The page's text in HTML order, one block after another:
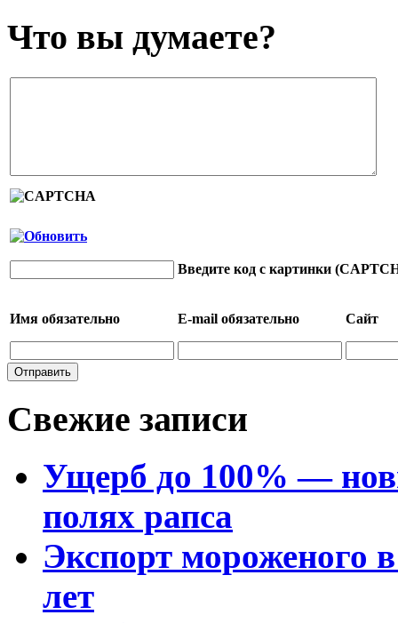
Что вы думаете?
Введите код с картинки
Имя обязательно E-mail обязательно Сайт
Свежие записи
Ущерб до 100% —
полях рапса
Экспорт мороженого
лет